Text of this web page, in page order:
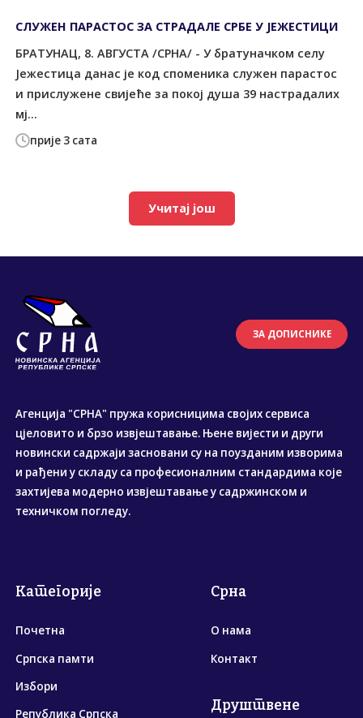
прије 3 сата
СЛУЖЕН ПАРАСТОС ЗА СТРАДАЛЕ СРБЕ У ЈЕЖЕСТИЦИ
БРАТУНАЦ, 8. АВГУСТА /СРНА/ - У братуначком селу
Јежестица данас је код споменика служен парастос
и прислужене свијеће за покој душа 39 настрадалих
мј...
Учитај још
ЗА ДОПИСНИКЕ
Агенција "СРНА" пружа корисницима својих сервиса
цјеловито и брзо извјештавање. Њене вијести и други
новински садржаји засновани су на поузданим изворима
и рађени у складу са професионалним стандардима које
захтијева модерно извјештавање у садржинском и
техничком погледу.
Категорије
Почетна
Српска памти
Избори
Република Српска
Срна
О нама
Контакт
Друштвене